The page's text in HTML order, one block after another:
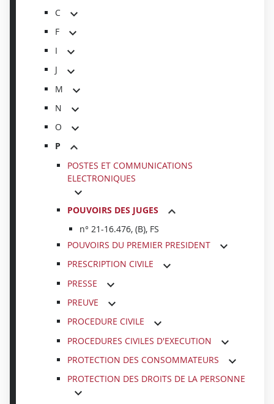
C
F
I
J
M
N
O
P
POSTES ET COMMUNICATIONS
ELECTRONIQUES
POUVOIRS DES JUGES
n° 21-16.476, (B), FS
POUVOIRS DU PREMIER PRESIDENT
PRESCRIPTION CIVILE
PRESSE
PREUVE
PROCEDURE CIVILE
PROCEDURES CIVILES D'EXECUTION
PROTECTION DES CONSOMMATEURS
PROTECTION DES DROITS DE LA PERSONNE